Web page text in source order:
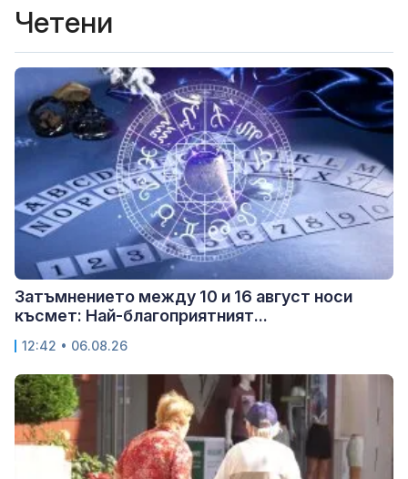
Четени
Затъмнението между 10 и 16 август носи
късмет: Най-благоприятният...
12:42 • 06.08.26